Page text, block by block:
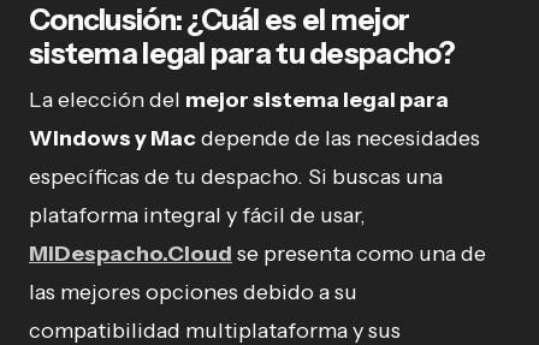
Conclusión: ¿Cuál es el mejor
sistema legal para tu despacho?
La elección del mejor sistema legal para
Windows y Macdepende de las necesidades
específicas de tu despacho. Si buscas una
plataforma integral y fácil de usar,
MiDespacho.Cloud se presenta como una de
las mejores opciones debido a su
compatibilidad multiplataforma y sus